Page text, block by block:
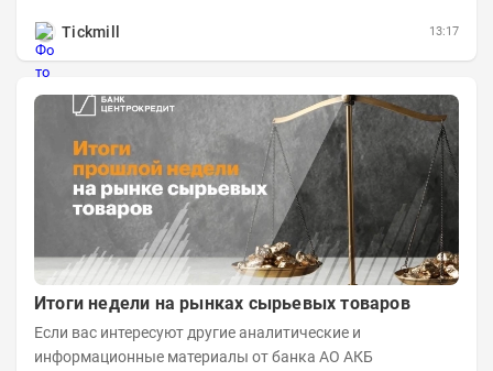
Tickmill
13:17
Итоги недели на рынках сырьевых товаров
Если вас интересуют другие аналитические и
информационные материалы от банка АО АКБ